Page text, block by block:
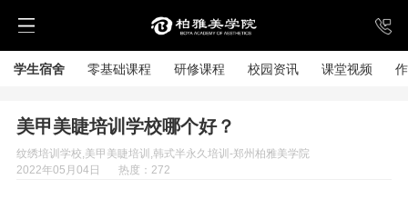
学生宿舍 零基础课程 研修课程 校园资讯 课堂视频
美甲美睫培训学校哪个好？
纹绣培训学校,美甲美睫培训,韩式半永久培训-郑州柏雅美学院
2022年05月04日
热度：272